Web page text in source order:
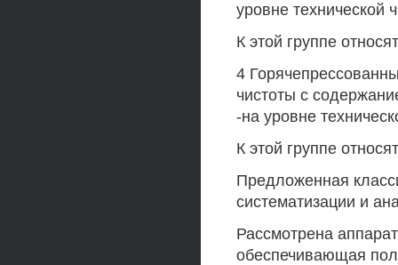
уровне технической
К этой группе
4
чистоты с
-на уровне
К этой группе
Предложенная
систематизации и
Рассмотрена
обеспечивающая